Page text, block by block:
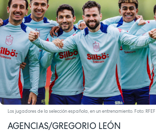
Los jugadores de la selección española, en un entrenamiento. Foto: RFEF
AGENCIAS/GREGORIO LEÓN